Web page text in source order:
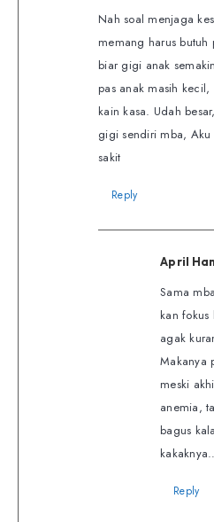
Nah soal menjaga
memang harus butuh
biar gigi anak
pas anak masih
kain kasa. Udah
gigi sendiri mba,
sakit
Reply
April
Sama
kan
agak
Makanya
meski
anemia,
bagus
Reply